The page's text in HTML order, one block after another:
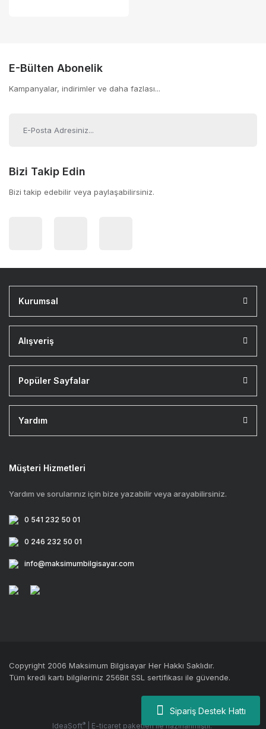
Sipariş Destek Hattı
E-Bülten Abonelik
Kampanyalar, indirimler ve daha fazlası...
Bizi Takip Edin
Bizi takip edebilir veya paylaşabilirsiniz.
Kurumsal
Alışveriş
Popüler Sayfalar
Yardım
Müşteri Hizmetleri
Yardım ve sorularınız için bize yazabilir veya arayabilirsiniz.
0 541 232 50 01
0 246 232 50 01
info@maksimumbilgisayar.com
Copyright 2006 Maksimum Bilgisayar Her Hakkı Saklıdır.
Tüm kredi kartı bilgileriniz 256Bit SSL sertifikası ile güvende.
IdeaSoft® E-ticaret paketleri ile hazırlanmıştır.